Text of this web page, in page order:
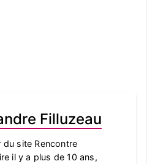
Filluzeau
du site Rencontre
il y a plus de 10 ans,